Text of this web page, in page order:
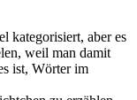
kategorisiert, aber es
weil man damit
ist, Wörter im